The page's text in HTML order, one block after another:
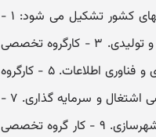
وظایف شورا، کارگروههای تخصصی به شرح زیر در هر یک از استانهای کشور تشکیل می شود: ۱ -
کارگروه تخصصی امور زیربنایی. ۲ - کارگروه تخصصی امور اقتصادی و تولیدی. ۳ - کارگروه تخصصی
امور اجتماعی و فرهنگی. ۴ - کارگروه تخصصی تحول اداری، بهره وری و فناوری اطلاعات. ۵ - کارگروه
تخصصی آمایش، محیط زیست و توسعه پایدار. ۶ - کارگروه تخصصی اشتغال و سرمایه گذاری. ۷ -
کارگروه تخصصی بانوان و خانواده. ۸ - کارگروه تخصصی مسکن و شهرسازی. ۹ - کار گروه تخصصی